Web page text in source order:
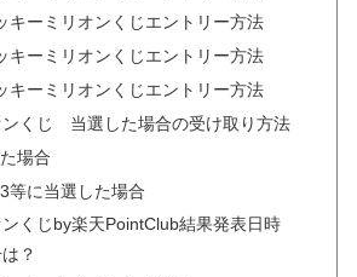
ーミリオンくじエントリー方法
ーミリオンくじエントリー方法
ーミリオンくじエントリー方法
ンくじ 当選した場合の受け取り方法
場合
等に当選した場合
くじby楽天PointClub結果発表日時
？